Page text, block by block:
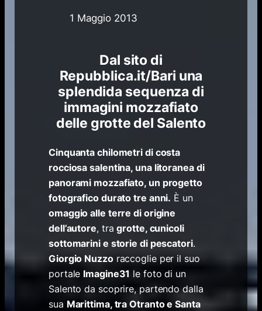
1 Maggio 2013
Dal sito di
Repubblica.it/Bari una
splendida sequenza di
immagini mozzafiato
delle grotte del Salento
Cinquanta chilometri di costa
rocciosa salentina, una litoranea di
panorami mozzafiato, un progetto
fotografico durato tre anni. È un
omaggio alle terre di origine
dell’autore, tragrotte, cunicoli
sottomarini e storie di pescatori.
Giorgio Nuzzoraccoglie per il suo
portale Imagine31 le foto di un
Salento da scoprire, partendo dalla
sua Marittima, tra Otranto e Santa